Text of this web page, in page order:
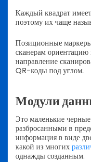
Каждый квадрат
поэтому их чаще
Позиционные
сканерам
направление
QR-коды под углом.
Модули
Это маленькие
разбросанными в
информация в виде
какой из многих
однажды созданным.